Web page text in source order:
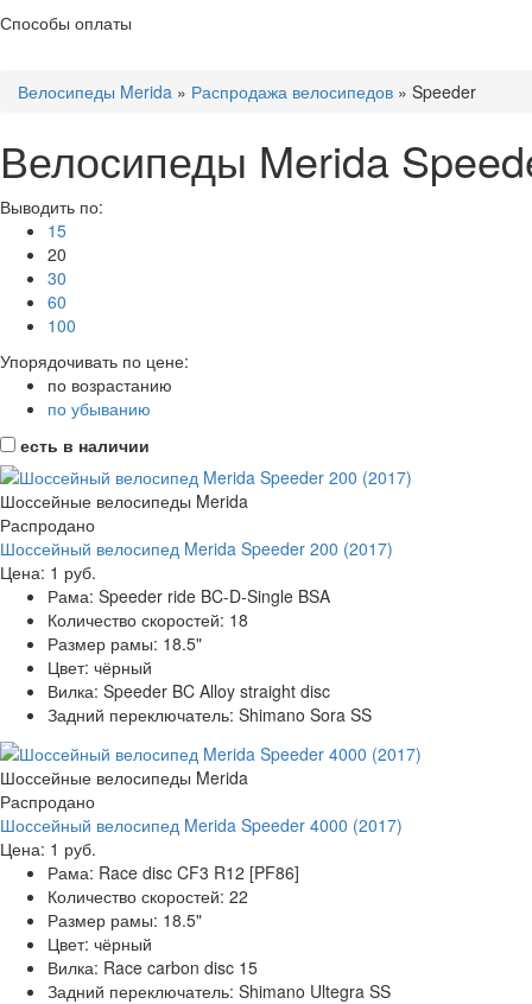
Способы оплаты
Велосипеды Merida » Распродажа велосипедов » Speeder
Велосипеды Merida
Выводить по:
15
20
30
60
100
Упорядочивать по цене:
по возрастанию
по убыванию
есть в наличии
Шоссейные велосипеды Merida
Распродано
Шоссейный велосипед Merida Speeder 200 (2017)
Цена: 1 руб.
Рама: Speeder ride BC-D-Single BSA
Количество скоростей: 18
Размер рамы: 18.5"
Цвет: чёрный
Вилка: Speeder BC Alloy straight disc
Задний переключатель: Shimano Sora SS
Шоссейные велосипеды Merida
Распродано
Шоссейный велосипед Merida Speeder 4000 (2017)
Цена: 1 руб.
Рама: Race disc CF3 R12 [PF86]
Количество скоростей: 22
Размер рамы: 18.5"
Цвет: чёрный
Вилка: Race carbon disc 15
Задний переключатель: Shimano Ultegra SS